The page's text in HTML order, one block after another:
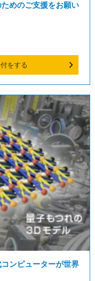
めのご支援をお願い
をする
ンピューターが世界